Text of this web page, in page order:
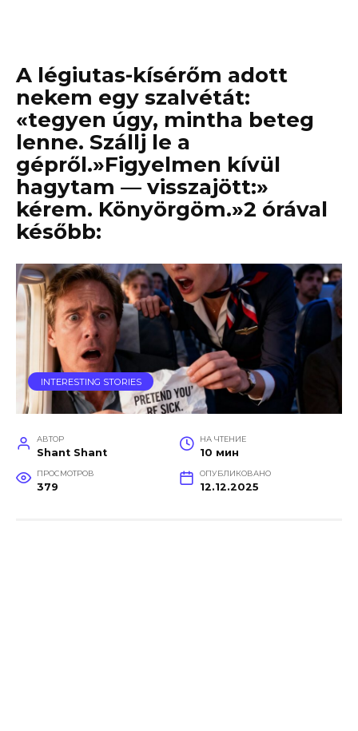
A légiutas-kísérőm adott
nekem egy szalvétát:
«tegyen úgy, mintha beteg
lenne. Szállj le a
gépről.»Figyelmen kívül
hagytam — visszajött:»
kérem. Könyörgöm.»2 órával
később:
INTERESTING STORIES
АВТОР
Shant Shant
НА ЧТЕНИЕ
10 мин
ПРОСМОТРОВ
379
ОПУБЛИКОВАНО
12.12.2025